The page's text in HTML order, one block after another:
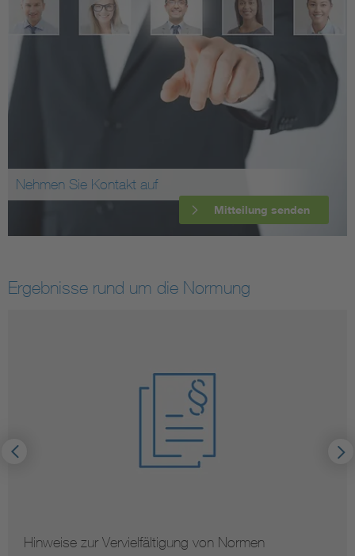
Nehmen Sie Kontakt auf
Mitteilung senden
Ergebnisse rund um die Normung
Hinweise zur Vervielfältigung von Normen